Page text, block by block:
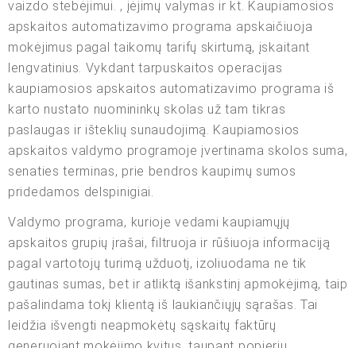
vaizdo stebėjimui. , įėjimų valymas ir kt. Kaupiamosios
apskaitos automatizavimo programa apskaičiuoja
mokėjimus pagal taikomų tarifų skirtumą, įskaitant
lengvatinius. Vykdant tarpuskaitos operacijas
kaupiamosios apskaitos automatizavimo programa iš
karto nustato nuomininkų skolas už tam tikras
paslaugas ir išteklių sunaudojimą. Kaupiamosios
apskaitos valdymo programoje įvertinama skolos suma,
senaties terminas, prie bendros kaupimų sumos
pridedamos delspinigiai.
Valdymo programa, kurioje vedami kaupiamųjų
apskaitos grupių įrašai, filtruoja ir rūšiuoja informaciją
pagal vartotojų turimą užduotį, izoliuodama ne tik
gautinas sumas, bet ir atliktą išankstinį apmokėjimą, taip
pašalindama tokį klientą iš laukiančiųjų sąrašas. Tai
leidžia išvengti neapmokėtų sąskaitų faktūrų